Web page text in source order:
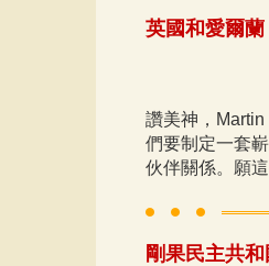
英國和愛爾
讚美神，
們要制定一套
伙伴關係。願
剛果民主共